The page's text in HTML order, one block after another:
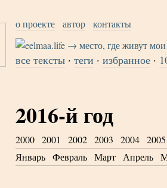
о проекте автор контакты
все тексты ·теги ·избранное ·
2016-й год
2000 2001 2002 2003 2004 2005
Январь Февраль Март Апрель